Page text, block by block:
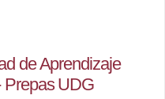
de Aprendizaje
Prepas UDG